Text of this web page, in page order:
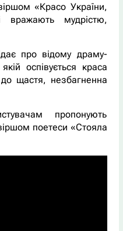
«Красо України,
вражають мудрістю,
про відому драму-
оспівується краса
щастя, незбагненна
пропонують
поетеси «Стояла